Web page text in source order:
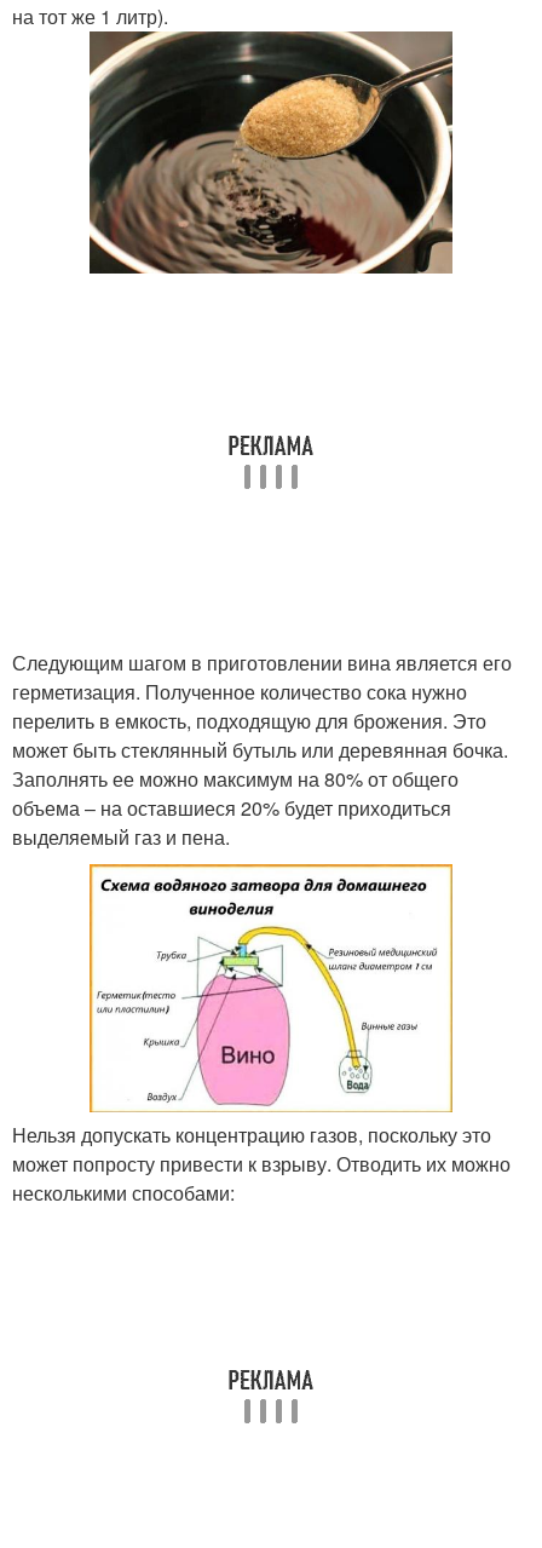
на тот же 1 литр).
Следующим шагом в приготовлении вина является его
герметизация. Полученное количество сока нужно
перелить в емкость, подходящую для брожения. Это
может быть стеклянный бутыль или деревянная бочка.
Заполнять ее можно максимум на 80% от общего
объема – на оставшиеся 20% будет приходиться
выделяемый газ и пена.
Нельзя допускать концентрацию газов, поскольку это
может попросту привести к взрыву. Отводить их можно
несколькими способами: